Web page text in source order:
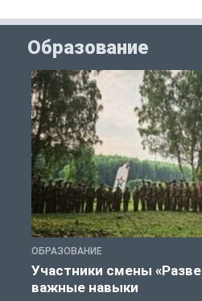
Образование
ОБРАЗОВАНИЕ
Участники смены
важные навыки